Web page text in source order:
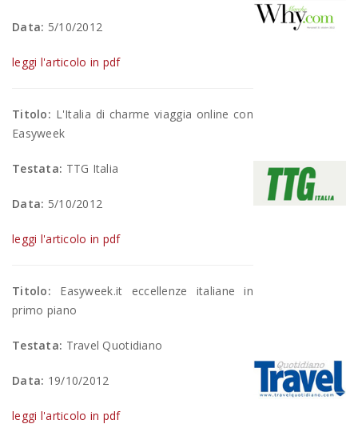
Data: 5/10/2012
leggi l'articolo in pdf
Titolo: L'Italia di charme viaggia online con
Easyweek
Testata: TTG Italia
Data: 5/10/2012
leggi l'articolo in pdf
Titolo: Easyweek.it eccellenze italiane in
primo piano
Testata: Travel Quotidiano
Data: 19/10/2012
leggi l'articolo in pdf